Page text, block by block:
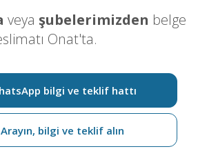
veya şubelerimizden belge
Onat'ta.
bilgi ve teklif hattı
Arayın, bilgi ve teklif alın